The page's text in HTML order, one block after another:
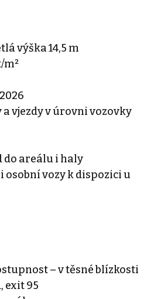
výška 14,5 m
m²
vjezdy v úrovni vozovky
do areálu i haly
osobní vozy k dispozici u
– v těsné blízkosti
exit 95